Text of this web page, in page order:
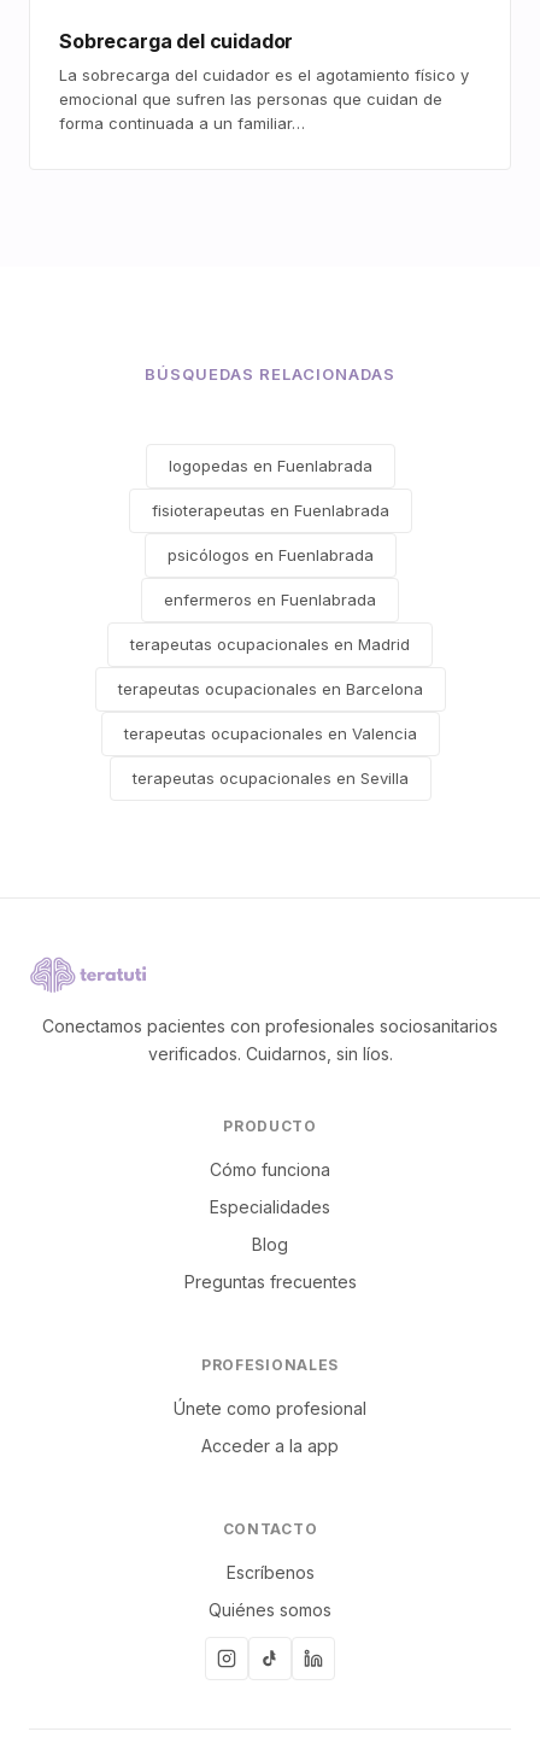
Sobrecarga del cuidador
La sobrecarga del cuidador es el agotamiento físico y
emocional que sufren las personas que cuidan de
forma continuada a un familiar…
BÚSQUEDAS RELACIONADAS
logopedas en Fuenlabrada
fisioterapeutas en Fuenlabrada
psicólogos en Fuenlabrada
enfermeros en Fuenlabrada
terapeutas ocupacionales en Madrid
terapeutas ocupacionales en Barcelona
terapeutas ocupacionales en Valencia
terapeutas ocupacionales en Sevilla
Conectamos pacientes con profesionales sociosanitarios
verificados. Cuidarnos, sin líos.
PRODUCTO
Cómo funciona
Especialidades
Blog
Preguntas frecuentes
PROFESIONALES
Únete como profesional
Acceder a la app
CONTACTO
Escríbenos
Quiénes somos